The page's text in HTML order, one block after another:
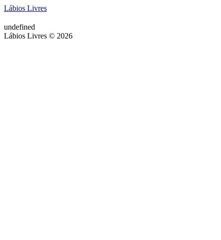
Lábios Livres
undefined
Lábios Livres © 2026